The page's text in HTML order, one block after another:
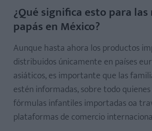
¿Qué significa esto para las
papás en México?
Aunque hasta ahora los productos
distribuidos únicamente en países
asiáticos, es importante que las
estén informadas, sobre todo
fórmulas infantiles importadas oa
plataformas de comercio